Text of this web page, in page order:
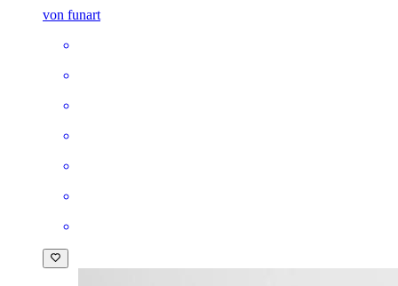
von funart